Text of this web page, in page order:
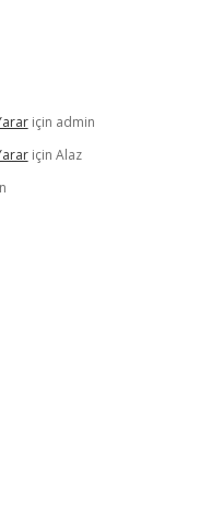
için admin
için Alaz